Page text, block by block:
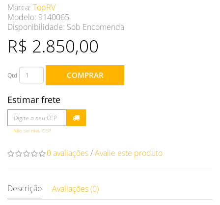
Marca: TopRV
Modelo: 9140065
Disponibilidade: Sob Encomenda
R$ 2.850,00
Qtd COMPRAR
Estimar frete
Não sei meu CEP
0 avaliações/Avalie este produto
Descrição Avaliações (0)